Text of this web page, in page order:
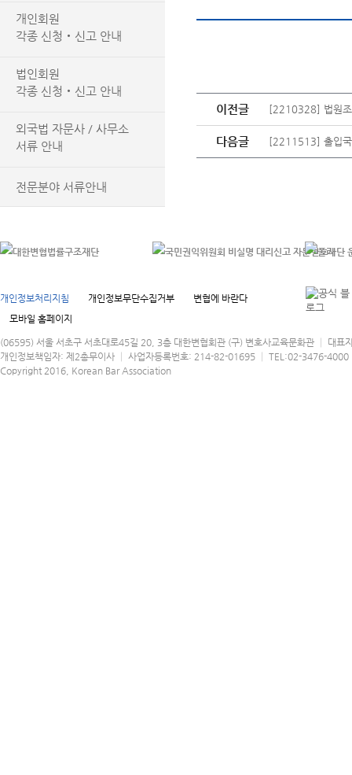
개인회원
각종 신청‧신고 안내
법인회원
각종 신청‧신고 안내
외국법 자문사 / 사무소
서류 안내
전문분야 서류안내
이전글 [2210328] 법원조
다음글 [2211513] 출입국
개인정보처리지침 개인정보무단수집거부
변협에 바란다
모바일 홈페이지
(06595) 서울 서초구 서초대로45길 20, 3층 대한변협회관 (구) 변호사교육문화관 │ 대표
개인정보책임자: 제2총무이사 │ 사업자등록번호: 214-82-01695 │ TEL:02-3476-
Copyright 2016, Korean Bar Association